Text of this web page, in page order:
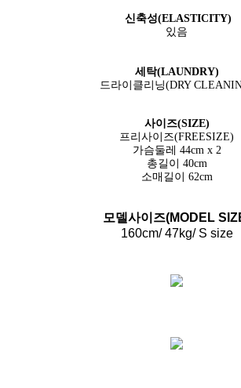
신축성(ELASTICITY)
있음
세탁(LAUNDRY)
드라이클리닝(DRY
사이즈(SIZE)
프리사이즈(FREESIZE)
가슴둘레 44cm x 2
총길이 40cm
소매길이 62cm
모델사이즈(MODEL
160cm/ 47kg/ S size